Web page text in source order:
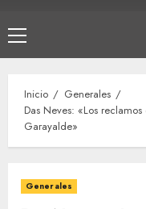
Menú
principal
Inicio
Generales
Das Neves: «Los
Garayalde»
Generales